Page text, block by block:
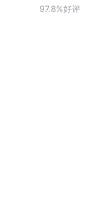
97.8%好评